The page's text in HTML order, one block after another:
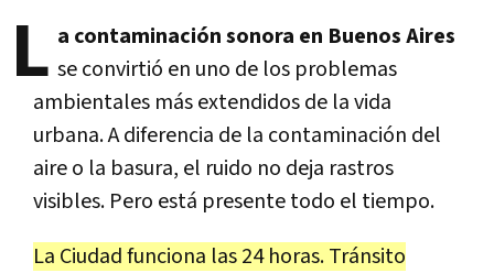
L a contaminación sonora en Buenos Aires
se convirtió en uno de los problemas
ambientales más extendidos de la vida
urbana. A diferencia de la contaminación del
aire o la basura, el ruido no deja rastros
visibles. Pero está presente todo el tiempo.
La Ciudad funciona las 24 horas. Tránsito